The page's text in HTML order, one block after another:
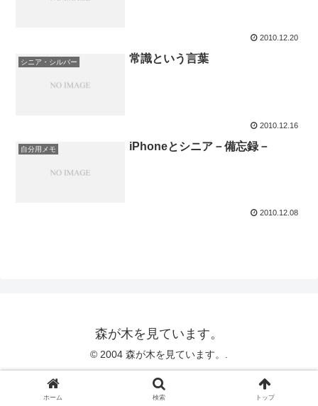
2010.12.20
シニア・シルバー 常識という言葉
2010.12.16
自分用メモ iPhoneとシニア－備忘録－
2010.12.08
森が木を見ています。
© 2004 森が木を見ています。.
ホーム 検索 トップ